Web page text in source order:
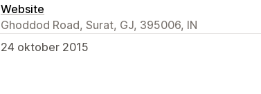
Website
Ghoddod Road, Surat, GJ, 395006, IN
24 oktober 2015